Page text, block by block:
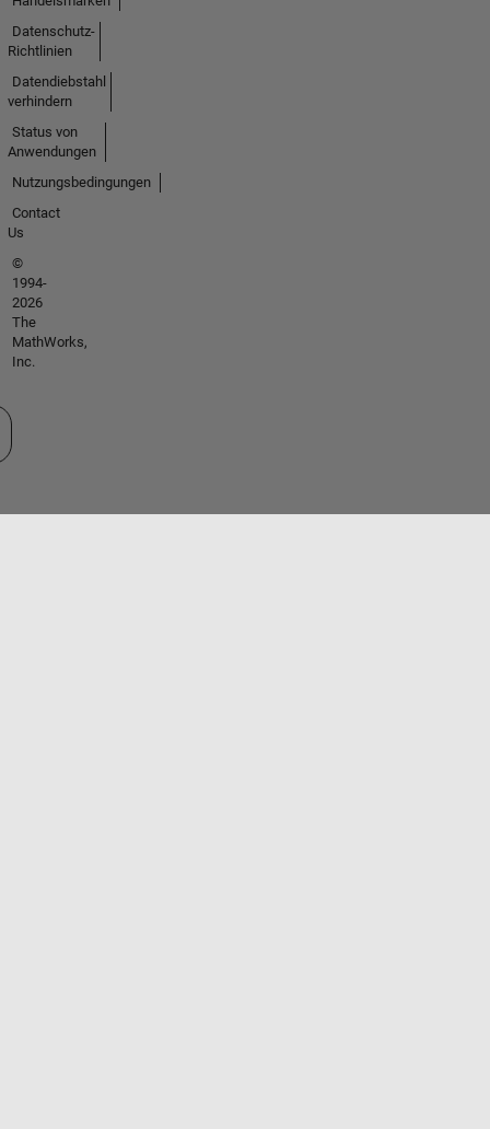
Datenschutz-
Richtlinien
Datendiebstahl
verhindern
Status von
Anwendungen
Nutzungsbedingungen
Contact
Us
©
1994-
2026
The
MathWorks,
Inc.